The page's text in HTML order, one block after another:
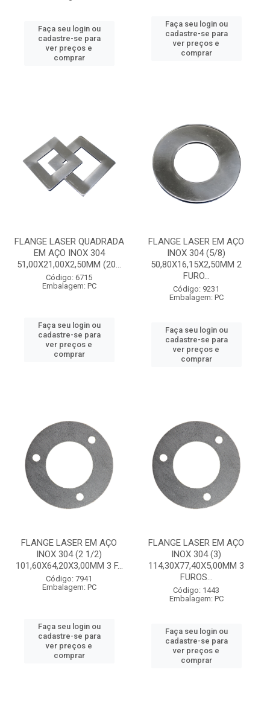
Faça seu login ou
cadastre-se para
ver preços e
comprar
Faça seu login ou
cadastre-se para
ver preços e
comprar
FLANGE LASER QUADRADA
EM AÇO INOX 304
51,00X21,00X2,50MM (20...
Código: 6715
Embalagem: PC
Faça seu login ou
cadastre-se para
ver preços e
comprar
FLANGE LASER EM AÇO
INOX 304 (5/8)
50,80X16,15X2,50MM 2
FURO...
Código: 9231
Embalagem: PC
Faça seu login ou
cadastre-se para
ver preços e
comprar
FLANGE LASER EM AÇO
INOX 304 (2 1/2)
101,60X64,20X3,00MM 3 F...
Código: 7941
Embalagem: PC
Faça seu login ou
cadastre-se para
ver preços e
comprar
FLANGE LASER EM AÇO
INOX 304 (3)
114,30X77,40X5,00MM 3
FUROS...
Código: 1443
Embalagem: PC
Faça seu login ou
cadastre-se para
ver preços e
comprar